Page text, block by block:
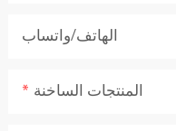
الهاتف/واتساب
المنتجات الساخنة